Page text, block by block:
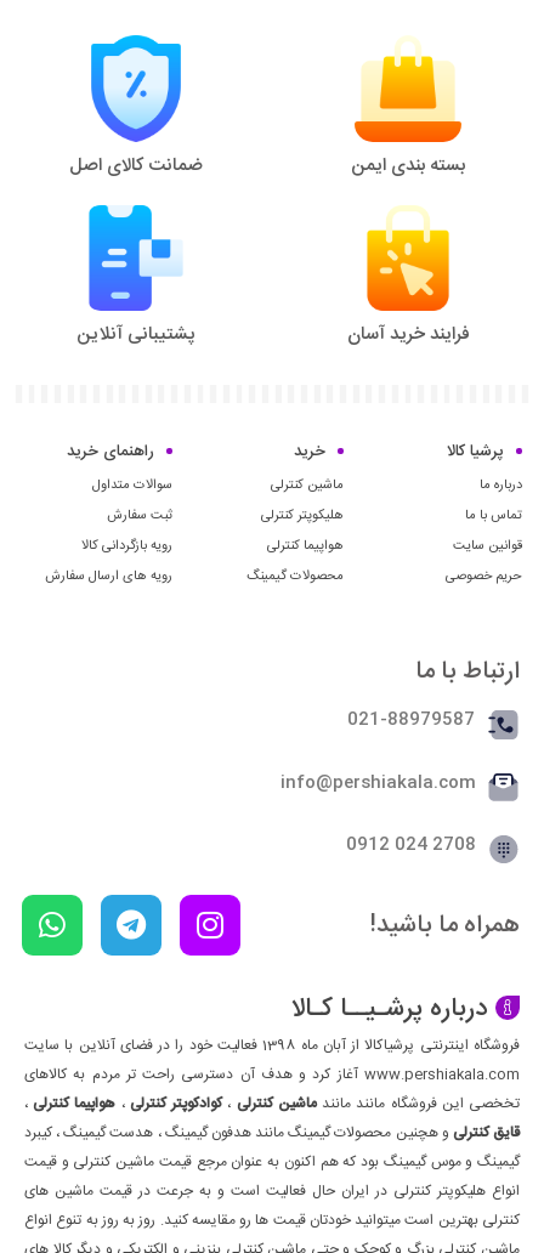
بسته بندی ایمن ضمانت کالای اصل
فرایند خرید آسان پشتیبانی آنلاین
پرشیا کالا
درباره ما
تماس با ما
قوانین سایت
حریم خصوصی
خرید
ماشین کنترلی
هلیکوپتر کنترلی
هواپیما کنترلی
محصولات گیمینگ
راهنمای خرید
سوالات متداول
ثبت سفارش
رویه بازگردانی کالا
رویه های ارسال سفارش
ارتباط با ما
021-88979587
info@pershiakala.com
2708 024 0912
همراه ما باشید!
درباره پرشـیــا کـالا
فروشگاه اینترنتی پرشیاکالا از آبان ماه 1398 فعالیت خود را در فضای آنلاین با سایت
www.pershiakala.com آغاز کرد و هدف آن دسترسی راحت تر مردم به کالاهای
تخخصی این فروشگاه مانند مانندماشین کنترلی ،کوادکوپتر کنترلی ، هواپیما کنترلی،
قایق کنترلی و هچنین محصولات گیمینگ مانند هدفون گیمینگ ، هدست گیمینگ ، کیبرد
گیمینگ و موس گیمینگ بود که هم اکنون به عنوان مرجع قیمت ماشین کنترلی و قیمت
انواع هلیکوپتر کنترلی در ایران حال فعالیت است و به جرعت در قیمت ماشین های
کنترلی بهترین است میتوانید خودتان قیمت ها رو مقایسه کنید. روز به روز به تنوع انواع